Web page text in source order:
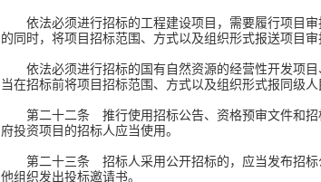
依法必须进行招标的工程建设项目，需要履行项目审
的同时，将项目招标范围、方式以及组织形式报送项目审
依法必须进行招标的国有自然资源的经营性开发项目
当在招标前将项目招标范围、方式以及组织形式报同级
第二十二条 推行使用招标公告、资格预审文件和招
府投资项目的招标人应当使用。
第二十三条 招标人采用公开招标的，应当发布招标
他组织发出投标邀请书。